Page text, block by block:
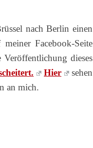
nach Berlin einen
Facebook-Seite
dieses
Hier
sehen
an mich.